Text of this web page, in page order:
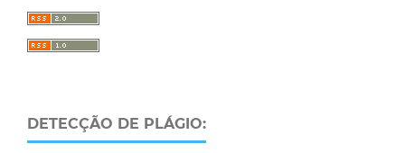
DETECÇÃO DE PLÁGIO: